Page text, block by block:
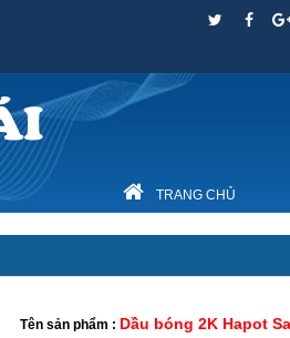
TRANG CHỦ
Tên sản phẩm : Dầu bóng 2K Hapot